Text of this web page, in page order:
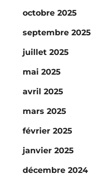
octobre 2025
septembre 2025
juillet 2025
mai 2025
avril 2025
mars 2025
février 2025
janvier 2025
décembre 2024